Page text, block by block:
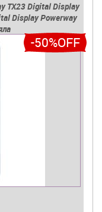
TX23 Digital Display
Display Powerway
-50%OFF